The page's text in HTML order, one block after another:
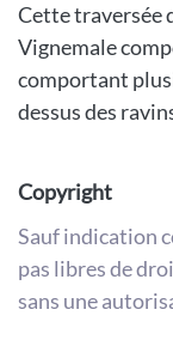
Cette traversée
Vignemale
comportant
dessus des
Copyright
Sauf indication
pas libres de
sans une